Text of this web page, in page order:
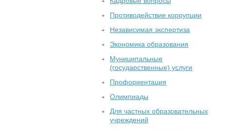
Противодействие коррупции
Независимая экспертиза
Экономика образования
Муниципальные
(государственные) услуги
Профориентация
Олимпиады
Для частных образовательных
учреждений